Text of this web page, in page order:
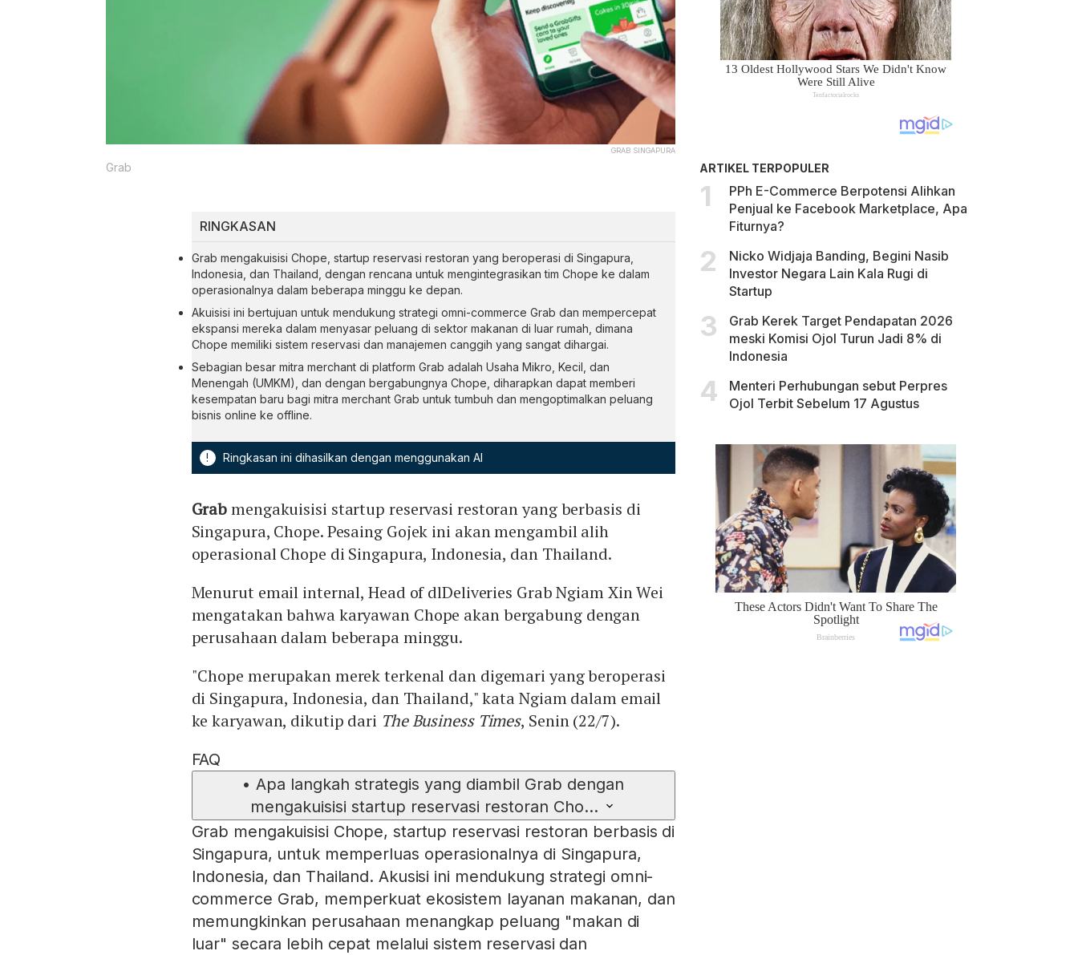
GRAB SINGAPURA
Grab
RINGKASAN
Grab mengakuisisi Chope, startup reservasi restoran yang beroperasi di Singapura,
Indonesia, dan Thailand, dengan rencana untuk mengintegrasikan tim Chope ke dalam
operasionalnya dalam beberapa minggu ke depan.
Akuisisi ini bertujuan untuk mendukung strategi omni-commerce Grab dan mempercepat
ekspansi mereka dalam menyasar peluang di sektor makanan di luar rumah, dimana
Chope memiliki sistem reservasi dan manajemen canggih yang sangat dihargai.
Sebagian besar mitra merchant di platform Grab adalah Usaha Mikro, Kecil, dan
Menengah (UMKM), dan dengan bergabungnya Chope, diharapkan dapat memberi
kesempatan baru bagi mitra merchant Grab untuk tumbuh dan mengoptimalkan peluang
bisnis online ke offline.
! Ringkasan ini dihasilkan dengan menggunakan AI
Grabmengakuisisi startup reservasi restoran yang berbasis di
Singapura, Chope. Pesaing Gojek ini akan mengambil alih
operasional Chope di Singapura, Indonesia, dan Thailand.
Menurut email internal, Head of dlDeliveries Grab Ngiam Xin Wei
mengatakan bahwa karyawan Chope akan bergabung dengan
perusahaan dalam beberapa minggu.
"Chope merupakan merek terkenal dan digemari yang beroperasi
di Singapura, Indonesia, dan Thailand," kata Ngiam dalam email
ke karyawan, dikutip dari The Business Times, Senin (22/7).
FAQ
• Apa langkah strategis yang diambil Grab dengan
mengakuisisi startup reservasi restoran Cho...
Grab mengakuisisi Chope, startup reservasi restoran berbasis di
Singapura, untuk memperluas operasionalnya di Singapura,
Indonesia, dan Thailand. Akusisi ini mendukung strategi omni-
commerce Grab, memperkuat ekosistem layanan makanan, dan
memungkinkan perusahaan menangkap peluang "makan di
luar" secara lebih cepat melalui sistem reservasi dan
ARTIKEL TERPOPULER
PPh E-Commerce Berpotensi Alihkan
Penjual ke Facebook Marketplace, Apa
Fiturnya?
Nicko Widjaja Banding, Begini Nasib
Investor Negara Lain Kala Rugi di
Startup
Grab Kerek Target Pendapatan 2026
meski Komisi Ojol Turun Jadi 8% di
Indonesia
Menteri Perhubungan sebut Perpres
Ojol Terbit Sebelum 17 Agustus